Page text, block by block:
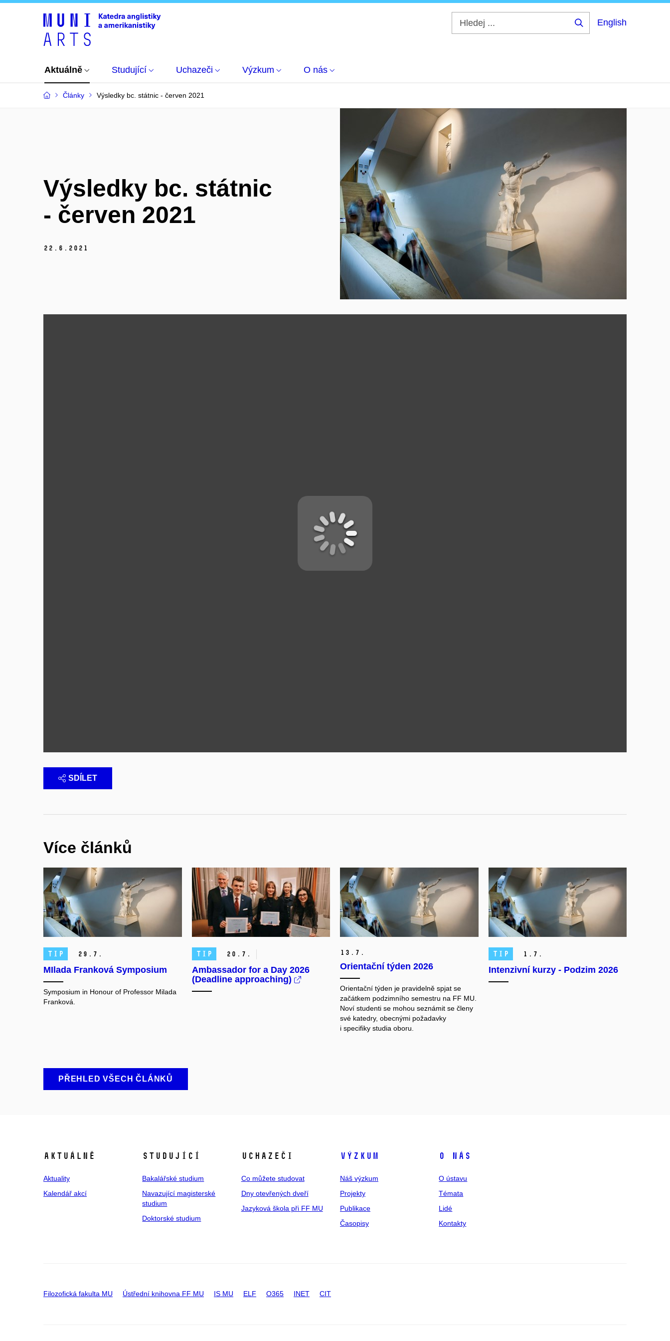
English
Aktuálně Studující Uchazeči Výzkum O nás
Články Výsledky bc. státnic - červen 2021
Výsledky bc. státnic
- červen 2021
22. 6. 2021
SDÍLET
Více článků
TIP 29. 7.
MIlada Franková Symposium
Symposium in Honour of Professor Milada
Franková.
TIP 20. 7.
Ambassador for a Day 2026
(Deadline approaching)
13. 7.
Orientační týden 2026
Orientační týden je pravidelně spjat se
začátkem podzimního semestru na FF MU.
Noví studenti se mohou seznámit se členy
své katedry, obecnými požadavky
i specifiky studia oboru.
TIP 1. 7.
Intenzivní kurzy - Podzim 2026
PŘEHLED VŠECH ČLÁNKŮ
Aktuálně
Aktuality
Kalendář akcí
Studující
Bakalářské studium
Navazující magisterské
studium
Doktorské studium
Uchazeči
Co můžete studovat
Dny otevřených dveří
Jazyková škola při FF MU
Výzkum
Náš výzkum
Projekty
Publikace
Časopisy
O nás
O ústavu
Témata
Lidé
Kontakty
Filozofická fakulta MU Ústřední knihovna FF MU IS MU ELF O365 INET CIT